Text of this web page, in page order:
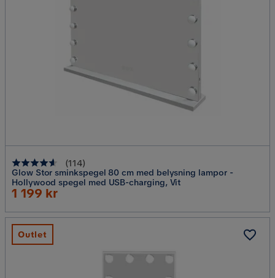
(114)
Glow Stor sminkspegel 80 cm med belysning lampor -
Hollywood spegel med USB-charging, Vit
Rabatterat
1 199 kr
Outlet